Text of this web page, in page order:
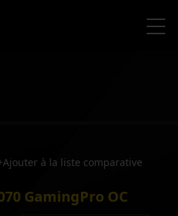
à la liste comparative
GamingPro OC